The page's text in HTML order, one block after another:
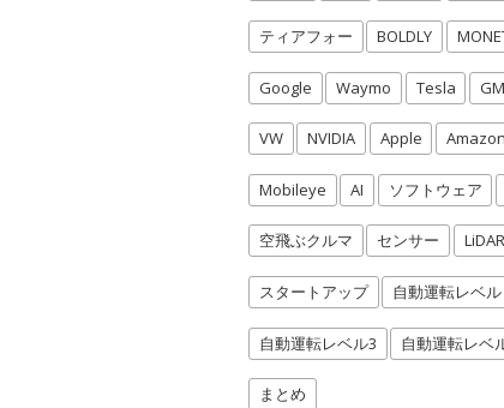
ティアフォー BOLDLY
Google Waymo Tesla GM
VW NVIDIA Apple Amazon
Mobileye AI ソフトウェア
空飛ぶクルマ センサー LiDAR
スタートアップ 自動運転レベル
自動運転レベル3 自動運転レベ
まとめ